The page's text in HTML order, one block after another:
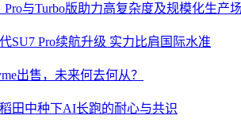
Pro与Turbo版助力高复杂度及规模化生产
SU7 Pro续航升级 实力比肩国际水准
出售，未来何去何从？
田中种下AI长跑的耐心与共识